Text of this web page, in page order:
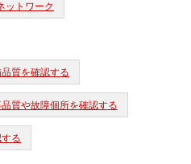
ットワーク
質を確認する
質や故障個所を確認する
る